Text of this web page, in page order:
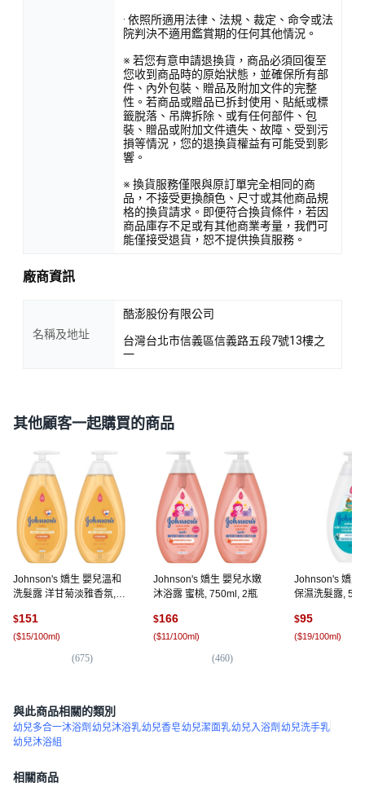
· 依照所適用法律、法規、裁定、命令或法
院判決不適用鑑賞期的任何其他情況。
※ 若您有意申請退換貨，商品必須回復至
您收到商品時的原始狀態，並確保所有部
件、內外包裝、贈品及附加文件的完整
性。若商品或贈品已拆封使用、貼紙或標
籤脫落、吊牌拆除、或有任何部件、包
裝、贈品或附加文件遺失、故障、受到污
損等情況，您的退換貨權益有可能受到影
響。
※ 換貨服務僅限與原訂單完全相同的商
品，不接受更換顏色、尺寸或其他商品規
格的換貨請求。即便符合換貨條件，若因
商品庫存不足或有其他商業考量，我們可
能僅接受退貨，恕不提供換貨服務。
廠商資訊
名稱及地址
酷澎股份有限公司
台灣台北市信義區信義路五段7號13樓之
一
其他顧客一起購買的商品
Johnson's 嬌生 嬰兒溫和
洗髮露 洋甘菊淡雅香氛,
$151
($15/100ml)
(675)
Johnson's 嬌生 嬰兒水嫩
沐浴露 蜜桃, 750ml, 2瓶
$166
($11/100ml)
(460)
Johnson's 嬌生
保濕洗髮露,
$95
($19/100ml)
與此商品相關的類別
幼兒多合一沐浴劑 幼兒沐浴乳幼兒香皂幼兒潔面乳幼兒入浴劑 幼兒洗手乳
幼兒沐浴組
相關商品